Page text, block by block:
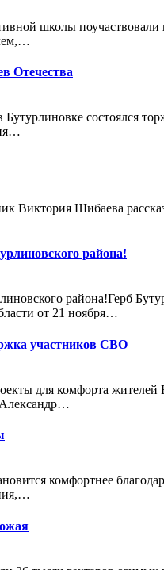
школы
Отечества
состоялся
Виктория Шибаева
района!
района!Герб
от 21 ноября…
участников СВО
для комфорта
комфортнее